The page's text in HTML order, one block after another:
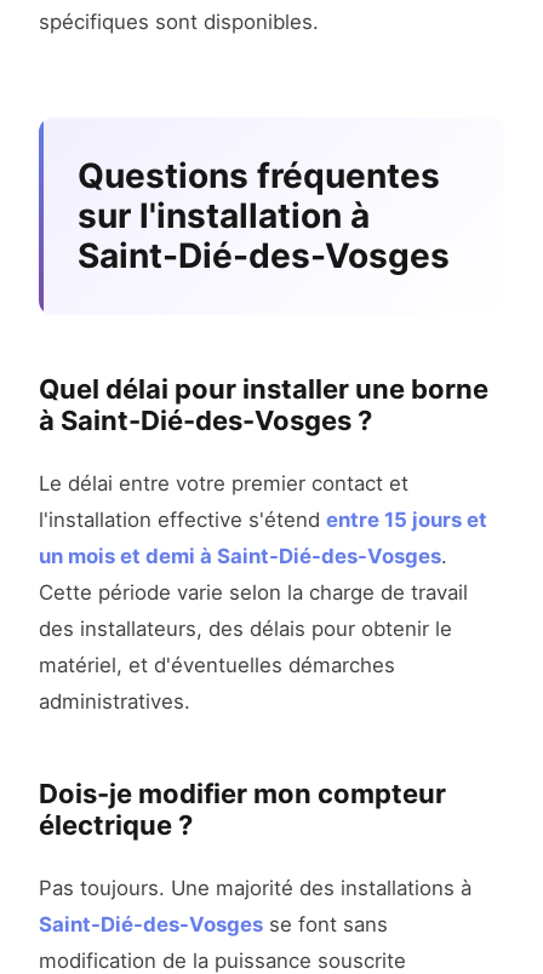
spécifiques sont disponibles.
Questions fréquentes
sur l'installation à
Saint-Dié-des-Vosges
Quel délai pour installer une borne
à Saint-Dié-des-Vosges ?
Le délai entre votre premier contact et
l'installation effective s'étend entre 15 jours et
un mois et demi à Saint-Dié-des-Vosges.
Cette période varie selon la charge de travail
des installateurs, des délais pour obtenir le
matériel, et d'éventuelles démarches
administratives.
Dois-je modifier mon compteur
électrique ?
Pas toujours. Une majorité des installations à
Saint-Dié-des-Vosges se font sans
modification de la puissance souscrite